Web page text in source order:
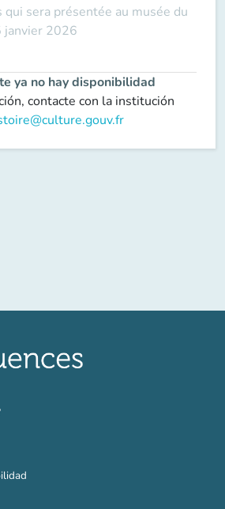
qui sera présentée au musée du
janvier 2026
ya no hay disponibilidad
contacte con la institución
(nueva pestaña)